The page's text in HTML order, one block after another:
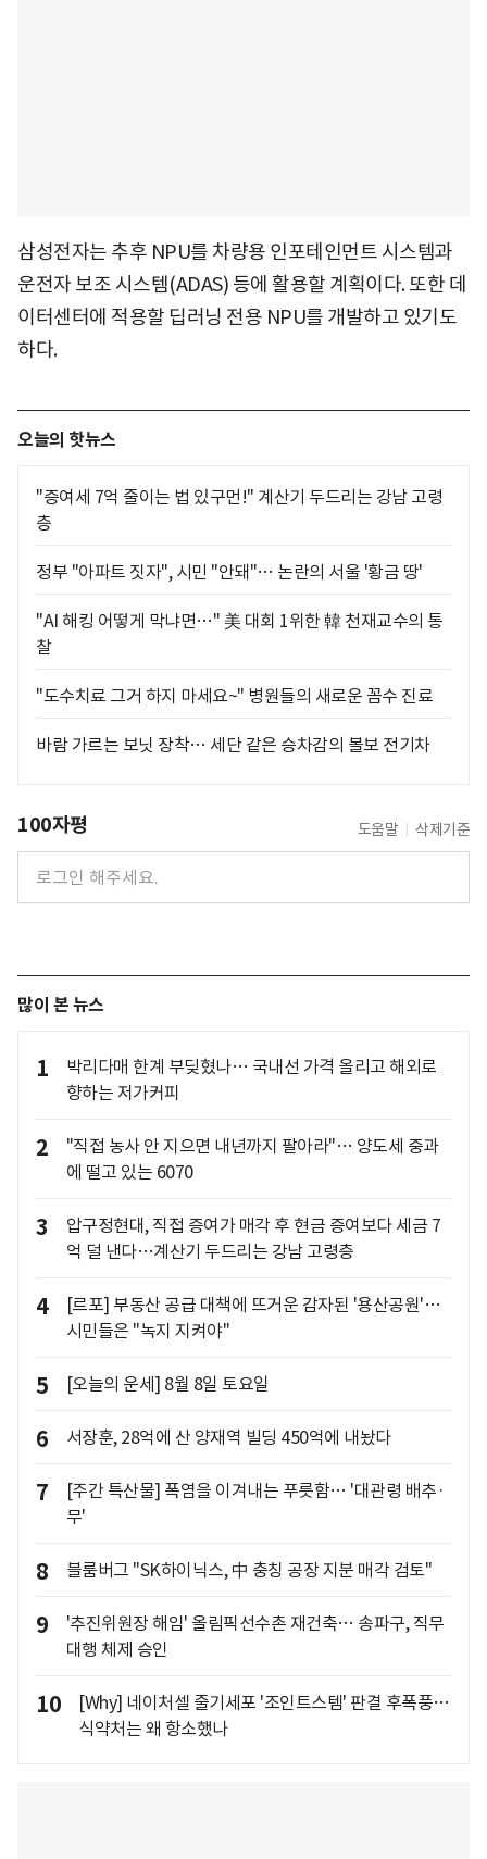
삼성전자는 추후 NPU를 차량용 인포테인먼트 시스템과
운전자 보조 시스템(ADAS) 등에 활용할 계획이다. 또한 데
이터센터에 적용할 딥러닝 전용 NPU를 개발하고 있기도
하다.
오늘의 핫뉴스
"증여세 7억 줄이는 법 있구먼!" 계산기 두드리는 강남 고령
층
정부 "아파트 짓자", 시민 "안돼"… 논란의 서울 '황금 땅'
"AI 해킹 어떻게 막냐면…" 美 대회 1위한 韓 천재교수의 통
찰
"도수치료 그거 하지 마세요~" 병원들의 새로운 꼼수 진료
바람 가르는 보닛 장착… 세단 같은 승차감의 볼보 전기차
100자평 도움말 삭제기준
많이 본 뉴스
1
박리다매 한계 부딪혔나… 국내선 가격 올리고 해외로
향하는 저가커피
2
"직접 농사 안 지으면 내년까지 팔아라"… 양도세 중과
에 떨고 있는 6070
3
압구정현대, 직접 증여가 매각 후 현금 증여보다 세금 7
억 덜 낸다…계산기 두드리는 강남 고령층
4
[르포] 부동산 공급 대책에 뜨거운 감자된 '용산공원'…
시민들은 "녹지 지켜야"
5 [오늘의 운세] 8월 8일 토요일
6 서장훈, 28억에 산 양재역 빌딩 450억에 내놨다
7
[주간 특산물] 폭염을 이겨내는 푸릇함… '대관령 배추·
무'
8 블룸버그 "SK하이닉스, 中 충칭 공장 지분 매각 검토"
9
'추진위원장 해임' 올림픽선수촌 재건축… 송파구, 직무
대행 체제 승인
10
[Why] 네이처셀 줄기세포 '조인트스템' 판결 후폭풍…
식약처는 왜 항소했나